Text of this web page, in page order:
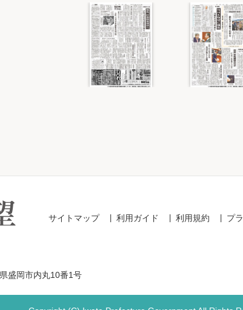
サイトマップ 利用ガイド 利用規約 プ
岡市内丸10番1号